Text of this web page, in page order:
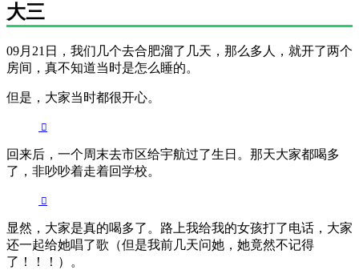
大三
09月21日，我们几个去合肥溜了几天，那么多人，就开了两个
房间，真不知道当时是怎么睡的。
但是，大家当时都很开心。
回来后，一个周末去市区给宇航过了生日。那天大家都喝多
了，非吵吵着走着回学校。
显然，大家是真的喝多了。路上我给我的女孩打了电话，大家
还一起给她唱了歌（但是我前几天问她，她竟然不记得
了！！！）。